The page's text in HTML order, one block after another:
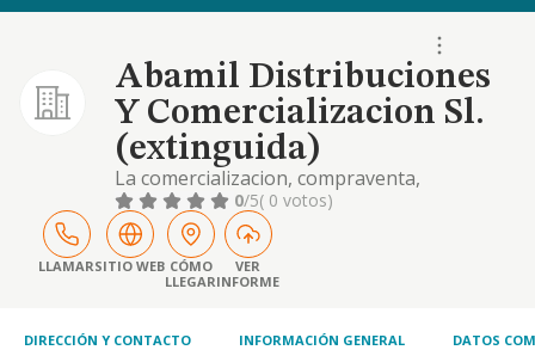
Abamil Distribuciones
Y Comercializacion Sl.
(extinguida)
La comercializacion, compraventa,
instalacion, mantenimiento, distribucion,
importacion y exportacion de circuitos
electricos
0/5( 0 votos)
LLAMARSITIO WEB CÓMO
LLEGAR
VER
INFORME
DIRECCIÓN Y CONTACTO INFORMACIÓN GENERAL DATOS